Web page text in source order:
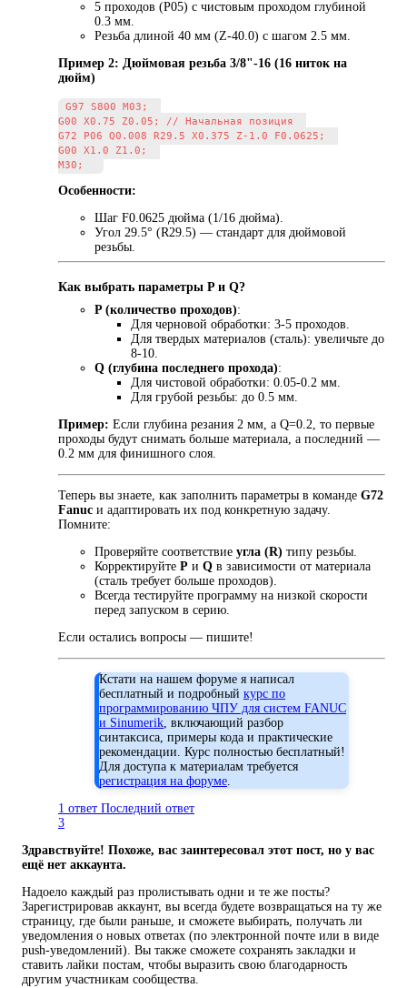
5 проходов (P05) с чистовым проходом глубиной
0.3 мм.
Резьба длиной 40 мм (Z-40.0) с шагом 2.5 мм.
Пример 2: Дюймовая резьба 3/8"-16 (16 ниток на
дюйм)
G97 S800 M03;
G00 X0.75 Z0.05; // Начальная позиция
G72 P06 Q0.008 R29.5 X0.375 Z-1.0 F0.0625;
G00 X1.0 Z1.0;
Особенности:
Шаг F0.0625 дюйма (1/16 дюйма).
Угол 29.5° (R29.5) — стандарт для дюймовой
резьбы.
Как выбрать параметры P и Q?
P (количество проходов):
Для черновой обработки: 3-5 проходов.
Для твердых материалов (сталь): увеличьте до
8-10.
Q (глубина последнего прохода):
Для чистовой обработки: 0.05-0.2 мм.
Для грубой резьбы: до 0.5 мм.
Пример: Если глубина резания 2 мм, а Q=0.2, то первые
проходы будут снимать больше материала, а последний —
0.2 мм для финишного слоя.
Теперь вы знаете, как заполнить параметры в команде G72
Fanuc и адаптировать их под конкретную задачу.
Помните:
Проверяйте соответствие угла (R) типу резьбы.
Корректируйте P и Q в зависимости от материала
(сталь требует больше проходов).
Всегда тестируйте программу на низкой скорости
перед запуском в серию.
Если остались вопросы — пишите!
Кстати на нашем форуме я написал
бесплатный и подробный курс по
программированию ЧПУ для систем FANUC
и Sinumerik, включающий разбор
синтаксиса, примеры кода и практические
рекомендации. Курс полностью бесплатный!
Для доступа к материалам требуется
регистрация на форуме.
1 ответ Последний ответ
3
Здравствуйте! Похоже, вас заинтересовал этот пост, но у вас
ещё нет аккаунта.
Надоело каждый раз пролистывать одни и те же посты?
Зарегистрировав аккаунт, вы всегда будете возвращаться на ту же
страницу, где были раньше, и сможете выбирать, получать ли
уведомления о новых ответах (по электронной почте или в виде
push-уведомлений). Вы также сможете сохранять закладки и
ставить лайки постам, чтобы выразить свою благодарность
другим участникам сообщества.